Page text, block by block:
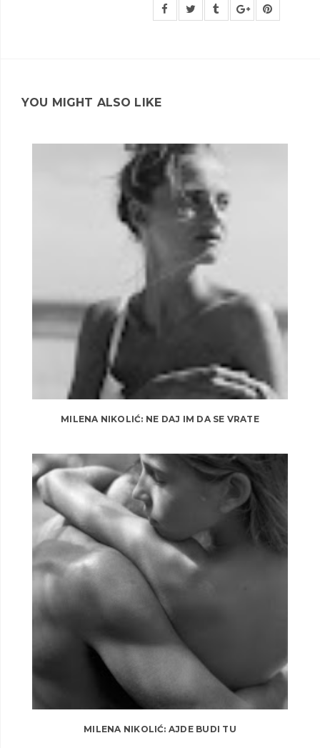
YOU MIGHT ALSO LIKE
MILENA NIKOLIĆ: NE DAJ IM DA SE VRATE
MILENA NIKOLIĆ: AJDE BUDI TU